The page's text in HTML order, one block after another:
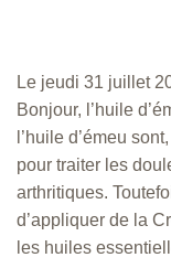
Le jeudi 31 juillet
Bonjour, l’huile
l’huile d’émeu
pour traiter les
arthritiques.
d’appliquer de la
les huiles